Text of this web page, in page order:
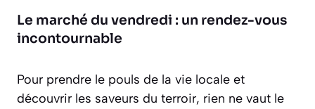
Le marché du vendredi : un rendez-vous
incontournable
Pour prendre le pouls de la vie locale et
découvrir les saveurs du terroir, rien ne vaut le